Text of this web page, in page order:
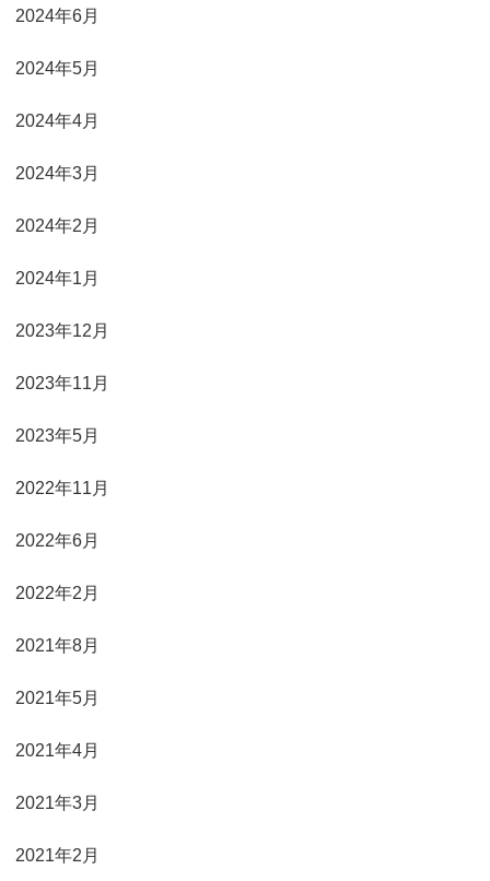
2024年6月
2024年5月
2024年4月
2024年3月
2024年2月
2024年1月
2023年12月
2023年11月
2023年5月
2022年11月
2022年6月
2022年2月
2021年8月
2021年5月
2021年4月
2021年3月
2021年2月